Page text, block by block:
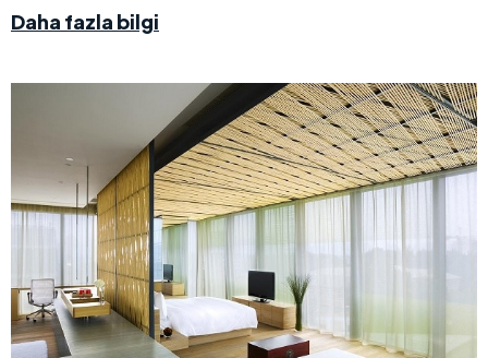
Daha fazla bilgi